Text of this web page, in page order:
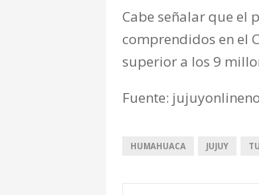
Cabe señalar que el
comprendidos en el
superior a los 9
Fuente:
HUMAHUACA JUJUY